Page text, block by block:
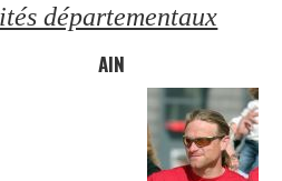
départementaux
AIN